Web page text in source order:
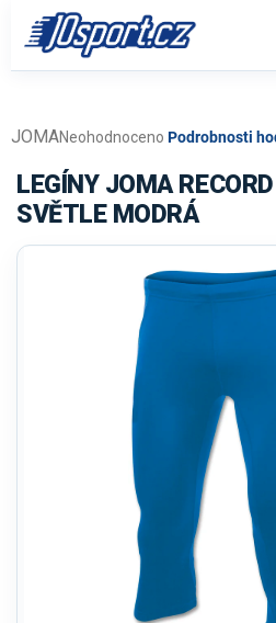
obsah
Průměrné
produktu
je
0,0
Neohodnoceno Podrobnosti
JOMA
LEGÍNY JOMA RECORD
SVĚTLE MODRÁ